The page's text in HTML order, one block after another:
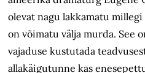
olevat nagu lakkamatu
on võimatu välja murda. See
vajaduse kustutada
allakäigutunne kas